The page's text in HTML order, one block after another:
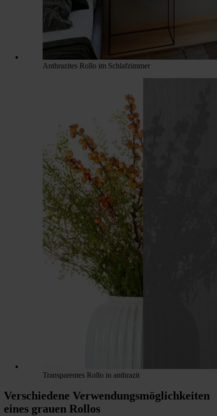
Anthrazites Rollo im Schlafzimmer
Transparentes Rollo in anthrazit
Verschiedene Verwendungsmöglichkeiten
eines grauen Rollos